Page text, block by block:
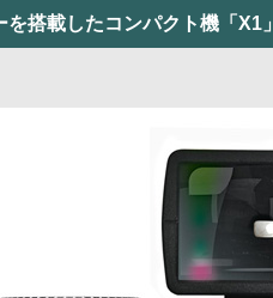
搭載したコンパクト機「X1」